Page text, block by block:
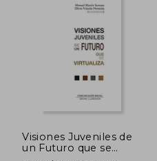
Visiones Juveniles de
un Futuro que se